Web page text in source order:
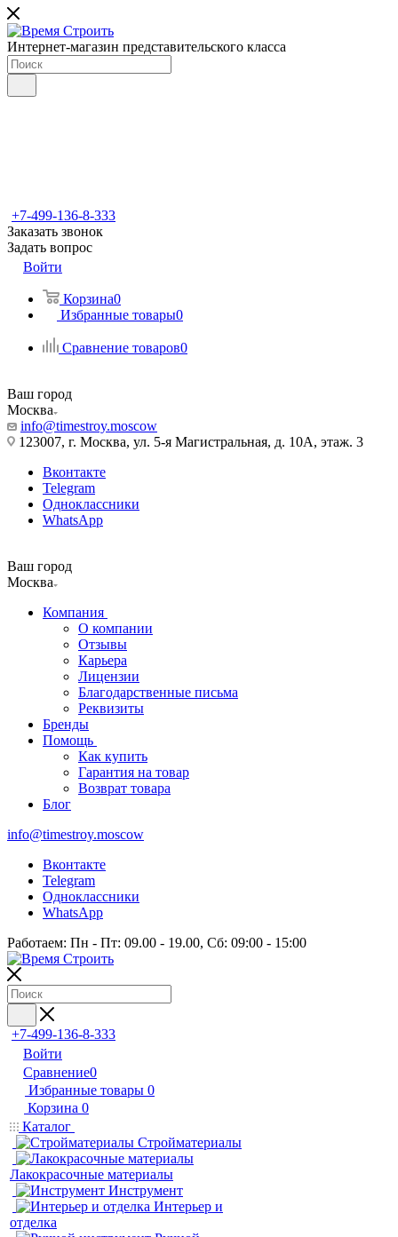
Интернет-магазин представительского класса
+7-499-136-8-333
Заказать звонок
Задать вопрос
Войти
Корзина0
Избранные товары0
Сравнение товаров0
Ваш город
Москва
info@timestroy.moscow
123007, г. Москва, ул. 5-я Магистральная, д. 10А, этаж. 3
Вконтакте
Telegram
Одноклассники
WhatsApp
Ваш город
Москва
Компания
О компании
Отзывы
Карьера
Лицензии
Благодарственные письма
Реквизиты
Бренды
Помощь
Как купить
Гарантия на товар
Возврат товара
Блог
info@timestroy.moscow
Вконтакте
Telegram
Одноклассники
WhatsApp
Работаем: Пн - Пт: 09.00 - 19.00, Сб: 09:00 - 15:00
+7-499-136-8-333
Войти
Сравнение0
Избранные товары 0
Корзина 0
Каталог
Стройматериалы
Лакокрасочные материалы
Инструмент
Интерьер и
отделка